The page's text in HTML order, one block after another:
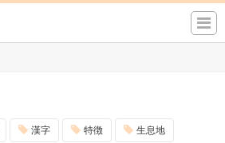
漢字 特徴 生息地